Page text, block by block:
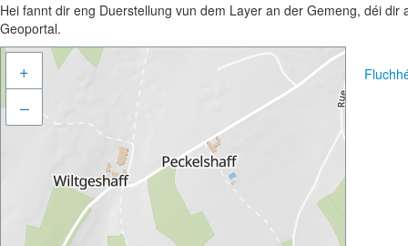
Hei fannt dir eng Duerstellung vun dem Layer an der Gemeng, déi
Geoportal.
+
–